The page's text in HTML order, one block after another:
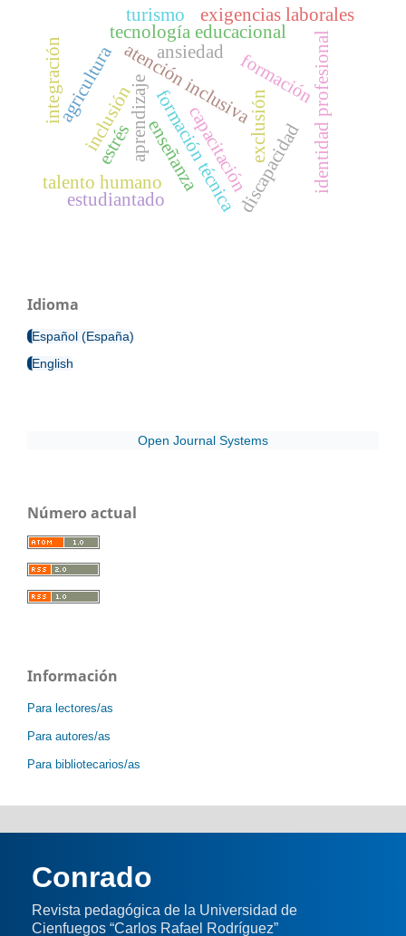
formación
atención inclusiva identidad profesional
enseñanza
aprendizaje
inclusión exclusión
discapacidad
capacitación
tecnología educacional
estrés
ansiedad
exigencias laborales
agricultura
formación técnica
turismo
integración
talento humano
estudiantado
Idioma
Español (España)
English
Open Journal Systems
Número actual
Información
Para lectores/as
Para autores/as
Para bibliotecarios/as
Conrado
Revista pedagógica de la Universidad de
Cienfuegos “Carlos Rafael Rodríguez”